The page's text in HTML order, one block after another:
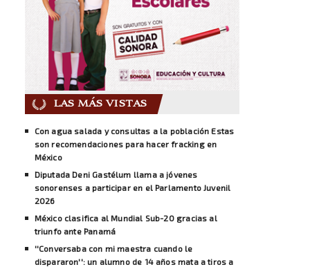
LAS MÁS VISTAS
Con agua salada y consultas a la población Estas
son recomendaciones para hacer fracking en
México
Diputada Deni Gastélum llama a jóvenes
sonorenses a participar en el Parlamento Juvenil
2026
México clasifica al Mundial Sub-20 gracias al
triunfo ante Panamá
''Conversaba con mi maestra cuando le
dispararon'': un alumno de 14 años mata a tiros a